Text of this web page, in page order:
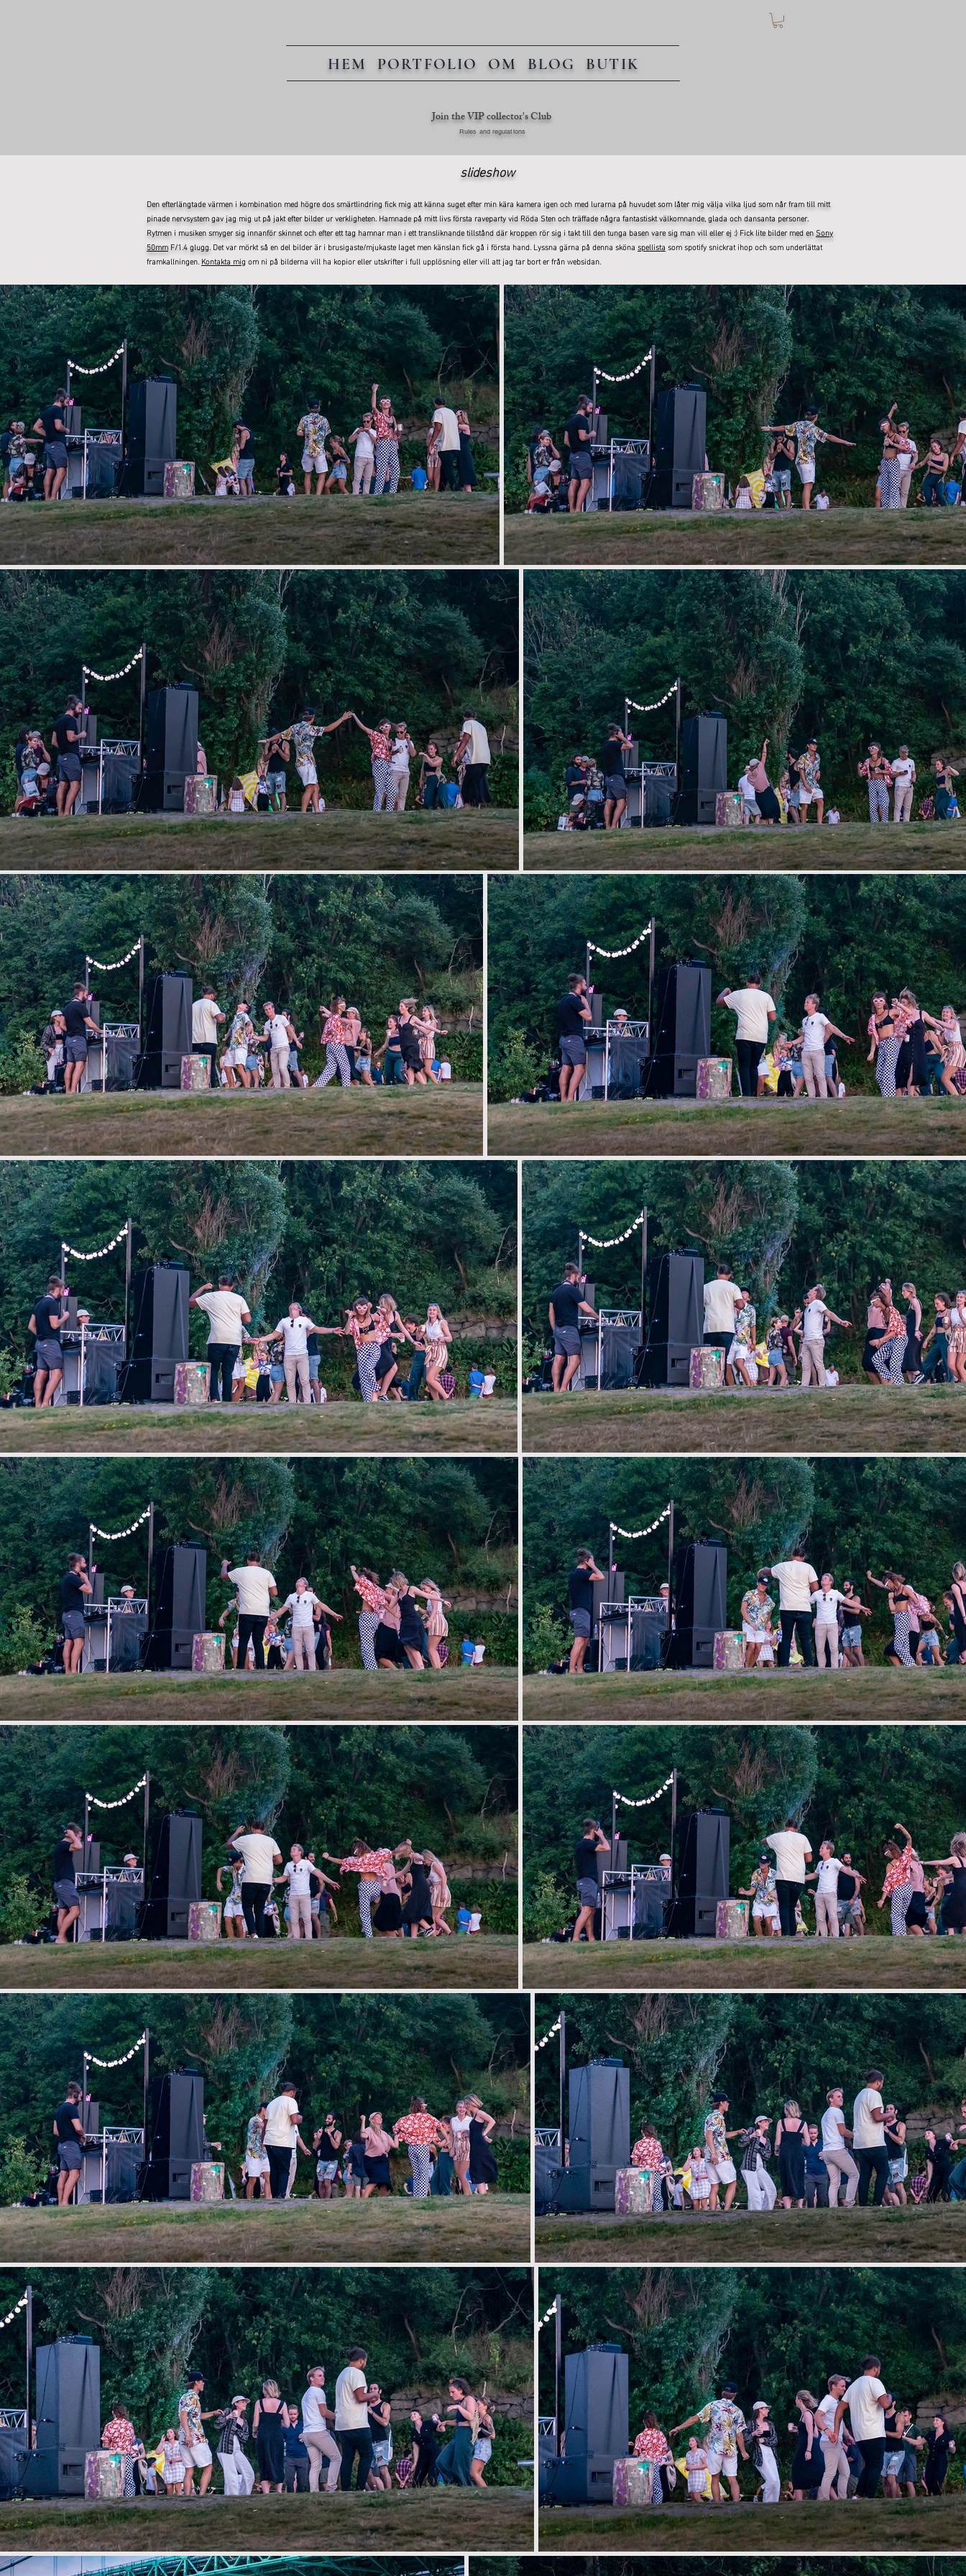
HEM PORTFOLIO OM BLOG BUTIK
Join the VIP collector's Club
Rules and regulations
slideshow
​Den efterlängtade värmen i kombination med högre dos smärtlindring fick mig att känna suget efter min kära kamera igen och med lurarna på huvudet som låter mig välja vilka ljud som når fram till mitt
pinade nervsystem gav jag mig ut på jakt efter bilder ur verkligheten. Hamnade på mitt livs första raveparty vid Röda Sten och träffade några fantastiskt välkomnande, glada och dansanta personer.
Rytmen i musiken smyger sig innanför skinnet och efter ett tag hamnar man i ett transliknande tillstånd där kroppen rör sig i takt till den tunga basen vare sig man vill eller ej :) Fick lite bilder med en Sony
50mm F/1.4 glugg. Det var mörkt så en del bilder är i brusigaste/mjukaste laget men känslan fick gå i första hand. Lyssna gärna på denna sköna spellista som spotify snickrat ihop och som underlättat
framkallningen. Kontakta mig om ni på bilderna vill ha kopior eller utskrifter i full upplösning eller vill att jag tar bort er från websidan.